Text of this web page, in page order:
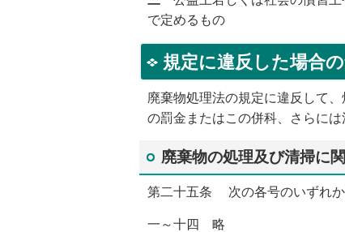
で定めるもの
規定に違反した場合
廃棄物処理法の規定に違反して
の罰金またはこの併科、さらに
廃棄物の処理及び清掃に
第二十五条 次の各号のいずれか
一～十四 略